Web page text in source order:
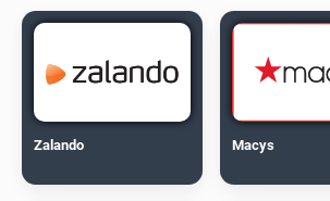
Zalando Macys